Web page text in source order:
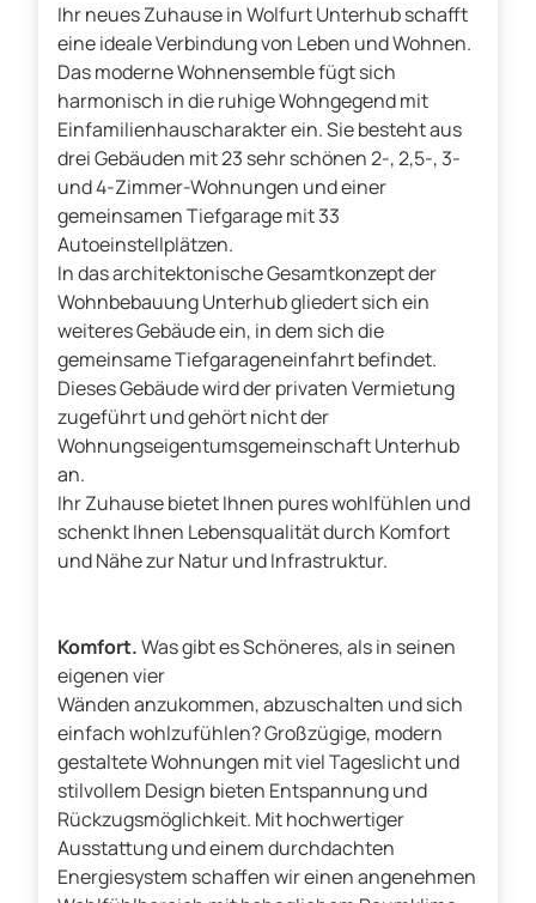
Ihr neues Zuhause in Wolfurt Unterhub schafft
eine ideale Verbindung von Leben und Wohnen.
Das moderne Wohnensemble fügt sich
harmonisch in die ruhige Wohngegend mit
Einfamilienhauscharakter ein. Sie besteht aus
drei Gebäuden mit 23 sehr schönen 2-, 2,5-, 3-
und 4-Zimmer-Wohnungen und einer
gemeinsamen Tiefgarage mit 33
Autoeinstellplätzen.
In das architektonische Gesamtkonzept der
Wohnbebauung Unterhub gliedert sich ein
weiteres Gebäude ein, in dem sich die
gemeinsame Tiefgarageneinfahrt befindet.
Dieses Gebäude wird der privaten Vermietung
zugeführt und gehört nicht der
Wohnungseigentumsgemeinschaft Unterhub
an.
Ihr Zuhause bietet Ihnen pures wohlfühlen und
schenkt Ihnen Lebensqualität durch Komfort
und Nähe zur Natur und Infrastruktur.
Komfort.Was gibt es Schöneres, als in seinen
eigenen vier
Wänden anzukommen, abzuschalten und sich
einfach wohlzufühlen? Großzügige, modern
gestaltete Wohnungen mit viel Tageslicht und
stilvollem Design bieten Entspannung und
Rückzugsmöglichkeit. Mit hochwertiger
Ausstattung und einem durchdachten
Energiesystem schaffen wir einen angenehmen